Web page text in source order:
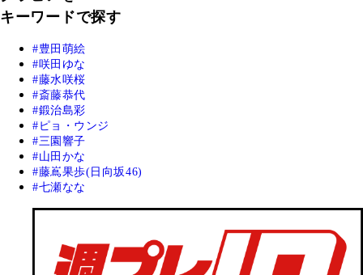
キーワードで探す
豊田萌絵
咲田ゆな
藤水咲桜
斎藤恭代
鍛治島彩
ピョ・ウンジ
三園響子
山田かな
藤嶌果歩(日向坂46)
七瀬なな